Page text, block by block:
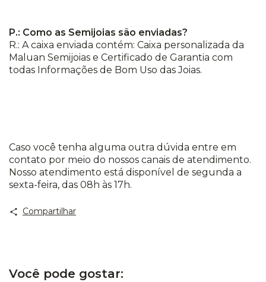
P.: Como as Semijoias são enviadas?
R.: A caixa enviada contém: Caixa personalizada da
Maluan Semijoias e Certificado de Garantia com
todas Informações de Bom Uso das Joias.
Caso você tenha alguma outra dúvida entre em
contato por meio do nossos canais de atendimento.
Nosso atendimento está disponível de segunda a
sexta-feira, das 08h às 17h.
Compartilhar
Você pode gostar: